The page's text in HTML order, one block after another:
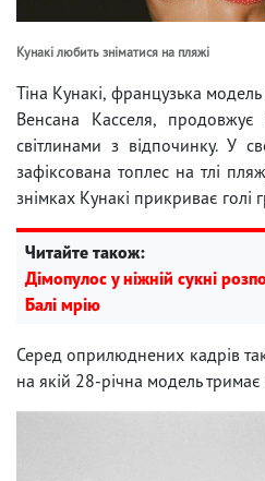
Кунакі любить зніматися на пляжі
Тіна Кунакі, французька
Венсана Касселя, продовжує
світлинами з відпочинку. У
зафіксована топлес на тлі
знімках Кунакі прикриває голі
Читайте також:
Дімопулос у ніжній сукні
Балі мрію
Серед оприлюднених кадрів
на якій 28-річна модель тримає